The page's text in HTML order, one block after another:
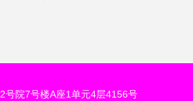
号院7号楼A座1单元4层4156号